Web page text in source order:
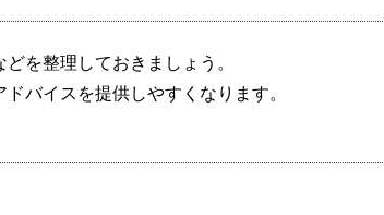
を整理しておきましょう。
バイスを提供しやすくなります。